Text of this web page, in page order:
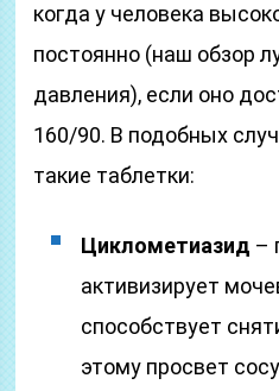
когда у человека
постоянно (наш обзор
давления), если оно
160/90. В подобных
такие таблетки:
Циклометиазид –
активизирует
способствует
этому просвет